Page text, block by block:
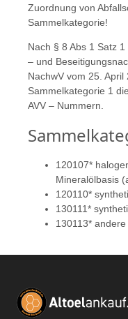
Zuordnung von
Sammelkategorie!
Nach § 8 Abs 1 Satz
– und
NachwV vom 25.
Sammelkategorie 1
AVV – Nummern.
120107*
Mineralölbasis
120110*
130111*
130113*